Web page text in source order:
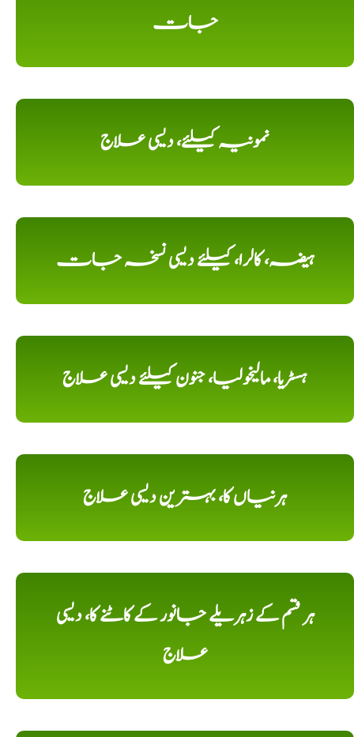
جات
نمونیہ کیلئے، دیسی علاج
ہیضہ، کالرا، کیلئے دیسی نسخہ جات
ہسٹریا، مالیخولیا، جنون کیلئے دیسی علاج
ہرنیاں کا، بہترین دیسی علاج
ہر قسم کے زہریلے جانور کے کاٹنے کا، دیسی
علاج